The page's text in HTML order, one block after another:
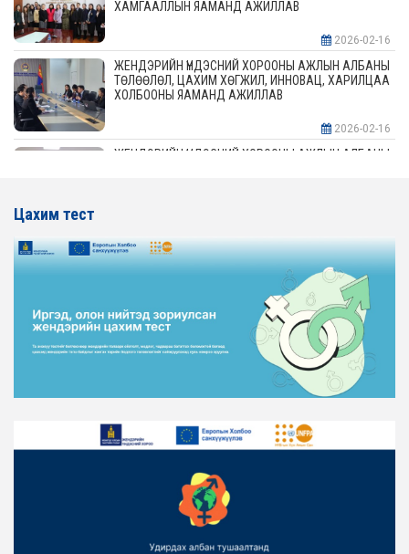
ХАМГААЛЛЫН ЯАМАНД АЖИЛЛАВ
2026-02-16
ЖЕНДЭРИЙН ҮНДЭСНИЙ ХОРООНЫ АЖЛЫН АЛБАНЫ
ТӨЛӨӨЛӨЛ, ЦАХИМ ХӨГЖИЛ, ИННОВАЦ, ХАРИЛЦАА
ХОЛБООНЫ ЯАМАНД АЖИЛЛАВ
2026-02-16
ЖЕНДЭРИЙН ҮНДЭСНИЙ ХОРООНЫ АЖЛЫН АЛБАНЫ
ЖЕНДЭРИЙН ҮНДЭСНИЙ ХОРООНЫ АЖЛЫН АЛБАНЫ
ТӨЛӨӨЛӨЛ ХОТ БАЙГУУЛАЛТ, БАРИЛГА, ОРОН
СУУЦЖУУЛАЛТЫН ЯАМАНД АЖИЛЛАВ
2026-02-16
ЖЕНДЭРИЙН ЭРХ ТЭГШ БАЙДЛЫГ ХАНГАХ ҮЙЛ
АЖИЛЛАГААГ ЭРЧИМЖҮҮЛЭХ САРЫН ХУВААРЬТАЙ
2026-02-16
ТӨЛӨӨЛӨЛ ЗАМ ТЭЭВРИЙН ЯАМАНД АЖИЛЛАВ
ЖЕНДЭРИЙН ҮНДЭСНИЙ ХОРООНЫ АЖЛЫН АЛБАНЫ
ТӨЛӨӨЛӨЛ БАТЛАН ХАМГААЛАХ ЯАМАНД
Цахим тест